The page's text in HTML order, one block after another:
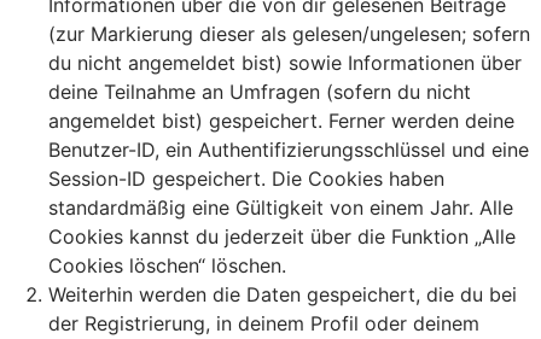
Informationen über die von dir gelesenen Beiträge
(zur Markierung dieser als gelesen/ungelesen; sofern
du nicht angemeldet bist) sowie Informationen über
deine Teilnahme an Umfragen (sofern du nicht
angemeldet bist) gespeichert. Ferner werden deine
Benutzer-ID, ein Authentifizierungsschlüssel und eine
Session-ID gespeichert. Die Cookies haben
standardmäßig eine Gültigkeit von einem Jahr. Alle
Cookies kannst du jederzeit über die Funktion „Alle
Cookies löschen“ löschen.
Weiterhin werden die Daten gespeichert, die du bei
der Registrierung, in deinem Profil oder deinem